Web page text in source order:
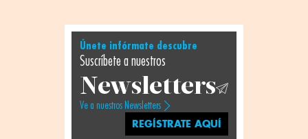
Únete infórmate descubre
Suscríbete a nuestros
Newsletters
Ve a nuestros Newsletters
REGÍSTRATE AQUÍ